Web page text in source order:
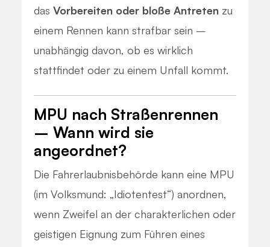
das Vorbereiten oder bloße Antreten zu
einem Rennen kann strafbar sein –
unabhängig davon, ob es wirklich
stattfindet oder zu einem Unfall kommt.
MPU nach Straßenrennen
– Wann wird sie
angeordnet?
Die Fahrerlaubnisbehörde kann eine MPU
(im Volksmund: „Idiotentest“) anordnen,
wenn Zweifel an der charakterlichen oder
geistigen Eignung zum Führen eines